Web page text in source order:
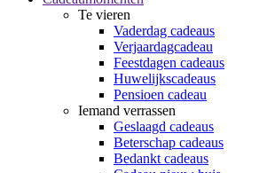
Te vieren
Vaderdag cadeaus
Verjaardagcadeau
Feestdagen cadeaus
Huwelijkscadeaus
Pensioen cadeau
Iemand verrassen
Geslaagd cadeaus
Beterschap cadeaus
Bedankt cadeaus